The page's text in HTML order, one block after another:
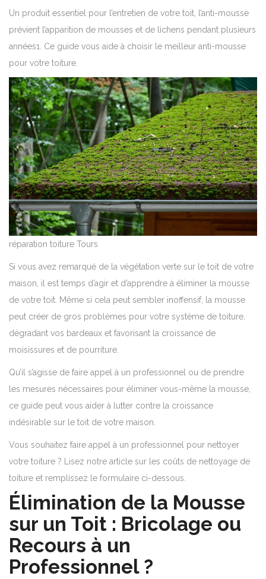
Un produit essentiel pour l’entretien de votre toit, l’anti-mousse
prévient l’apparition de mousses et de lichens pendant plusieurs
années1. Ce guide vous aide à choisir le meilleur anti-mousse
pour votre toiture.
réparation toiture Tours
Si vous avez remarqué de la végétation verte sur le toit de votre
maison, il est temps d’agir et d’apprendre à éliminer la mousse
de votre toit. Même si cela peut sembler inoffensif, la mousse
peut créer de gros problèmes pour votre système de toiture,
dégradant vos bardeaux et favorisant la croissance de
moisissures et de pourriture.
Qu’il s’agisse de faire appel à un professionnel ou de prendre
les mesures nécessaires pour éliminer vous-même la mousse,
ce guide peut vous aider à lutter contre la croissance
indésirable sur le toit de votre maison.
Vous souhaitez faire appel à un professionnel pour nettoyer
votre toiture ? Lisez notre article sur les coûts de nettoyage de
toiture et remplissez le formulaire ci-dessous.
Élimination de la Mousse
sur un Toit : Bricolage ou
Recours à un
Professionnel ?